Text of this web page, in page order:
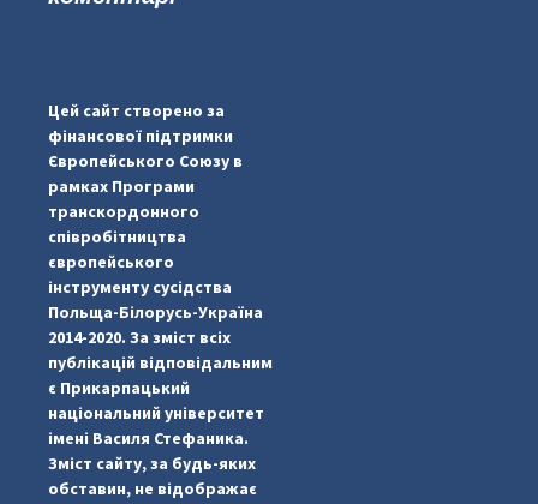
Цей сайт створено за
фінансової підтримки
Європейського Союзу в
рамках Програми
транскордонного
співробітництва
європейського
інструменту сусідства
Польща-Білорусь-Україна
2014-2020. За зміст всіх
публікацій відповідальним
є Прикарпацький
національний університет
імені Василя Стефаника.
Зміст сайту, за будь-яких
обставин, не відображає